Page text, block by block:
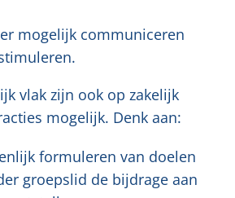
mogelijk communiceren
vlak zijn ook op zakelijk
mogelijk. Denk aan:
formuleren van doelen
groepslid de bijdrage aan